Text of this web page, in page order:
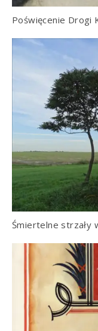
Poświęcenie Drogi
Śmiertelne strzały